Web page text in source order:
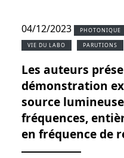
04/12/2023 PHOTONIQUE
VIE DU LABO PARUTIONS
Les auteurs
démonstration
source
fréquences,
en fréquence de